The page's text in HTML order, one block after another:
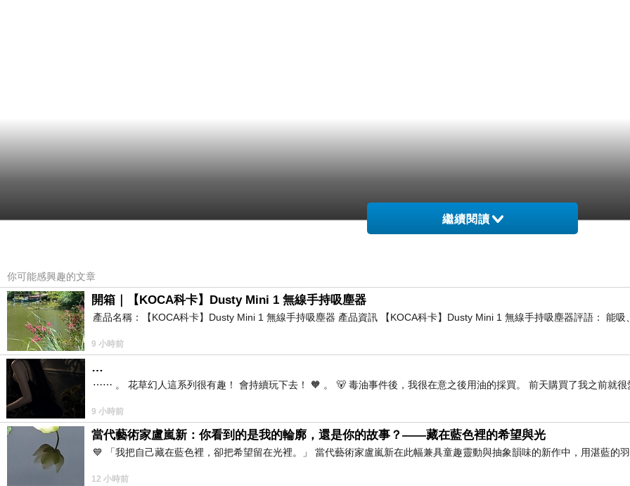
繼續閱讀
你可能感興趣的文章
開箱｜【KOCA科卡】Dusty Mini 1 無線手持吸塵器
產品名稱：【KOCA科卡】Dusty Mini 1 無線手持吸塵器 產品資訊 【KOCA科卡】Dusty Mini 1 無線手持吸塵器評語： 能吸
9 小時前
…
⋯⋯ 。 花草幻人這系列很有趣！ 會持續玩下去！ 🧡 。 🐻 毒油事件後，我很在意之後用油的採買。 前天購買了我之前就很
9 小時前
當代藝術家盧嵐新：你看到的是我的輪廓，還是你的故事？——藏在藍色裡的希望與光
💙 「我把自己藏在藍色裡，卻把希望留在光裡。」 當代藝術家盧嵐新在此幅兼具童趣靈動與抽象韻味的新作中，用湛藍的
12 小時前